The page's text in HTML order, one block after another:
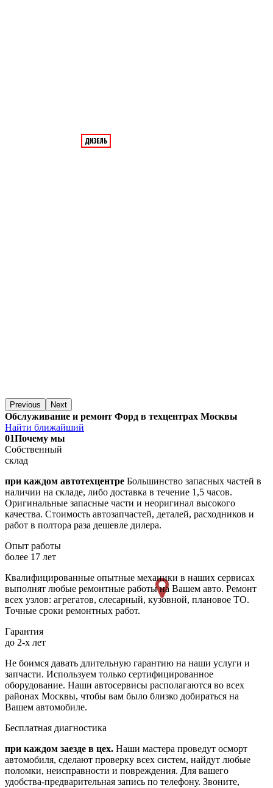
Previous Next
Обслуживание и ремонт Форд в техцентрах Москвы
Найти ближайший
01Почему мы
Собственный
склад
при каждом автотехцентре Большинство запасных частей в
наличии на складе, либо доставка в течение 1,5 часов.
Оригинальные запасные части и неоригинал высокого
качества. Стоимость автозапчастей, деталей, расходников и
работ в полтора раза дешевле дилера.
Опыт работы
более 17 лет
Квалифицированные опытные механики в наших сервисах
выполнят любые ремонтные работы на Вашем авто. Ремонт
всех узлов: агрегатов, слесарный, кузовной, плановое ТО.
Точные сроки ремонтных работ.
Гарантия
до 2-х лет
Не боимся давать длительную гарантию на наши услуги и
запчасти. Используем только сертифицированное
оборудование. Наши автосервисы располагаются во всех
районах Москвы, чтобы вам было близко добираться на
Вашем автомобиле.
Бесплатная диагностика
при каждом заезде в цех. Наши мастера проведут осморт
автомобиля, сделают проверку всех систем, найдут любые
поломки, неисправности и повреждения. Для вашего
удобства-предварительная запись по телефону. Звоните,